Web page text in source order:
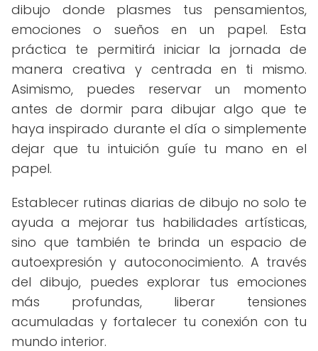
dibujo donde plasmes tus pensamientos,
emociones o sueños en un papel. Esta
práctica te permitirá iniciar la jornada de
manera creativa y centrada en ti mismo.
Asimismo, puedes reservar un momento
antes de dormir para dibujar algo que te
haya inspirado durante el día o simplemente
dejar que tu intuición guíe tu mano en el
papel.
Establecer rutinas diarias de dibujo no solo te
ayuda a mejorar tus habilidades artísticas,
sino que también te brinda un espacio de
autoexpresión y autoconocimiento. A través
del dibujo, puedes explorar tus emociones
más profundas, liberar tensiones
acumuladas y fortalecer tu conexión con tu
mundo interior.